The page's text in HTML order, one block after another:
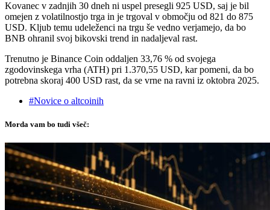
Kovanec v zadnjih 30 dneh ni uspel presegli 925 USD, saj je bil
omejen z volatilnostjo trga in je trgoval v območju od 821 do 875
USD. Kljub temu udeleženci na trgu še vedno verjamejo, da bo
BNB ohranil svoj bikovski trend in nadaljeval rast.
Trenutno je Binance Coin oddaljen 33,76 % od svojega
zgodovinskega vrha (ATH) pri 1.370,55 USD, kar pomeni, da bo
potrebna skoraj 400 USD rast, da se vrne na ravni iz oktobra 2025.
#Novice o altcoinih
Morda vam bo tudi všeč: